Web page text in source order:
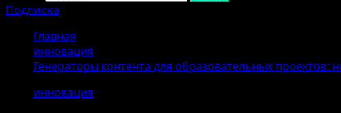
Подписка
Главная
инновация
Генераторы контента для образовательных
инновация